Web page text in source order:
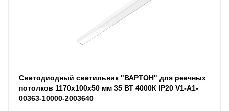
Светодиодный светильник "ВАРТОН" для реечных
потолков 1170х100х50 мм 35 ВТ 4000К IP20 V1-A1-
00363-10000-2003640